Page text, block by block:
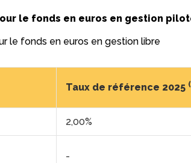
le fonds en euros en gestion
le fonds en euros en gestion libre
Taux de référence 2025
2,00%
-